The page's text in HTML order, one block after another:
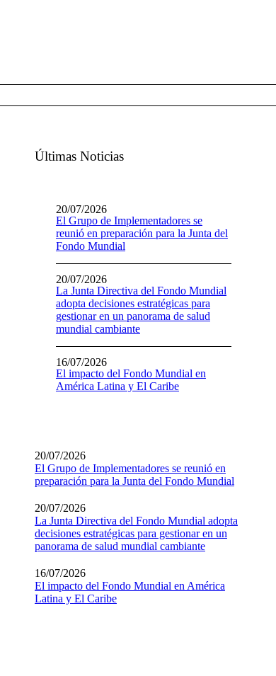
Últimas Noticias
El Grupo de Implementadores se
reunió en preparación para la Junta del
Fondo Mundial
20/07/2026
La Junta Directiva del Fondo Mundial
adopta decisiones estratégicas para
gestionar en un panorama de salud
mundial cambiante
20/07/2026
El impacto del Fondo Mundial en
América Latina y El Caribe
16/07/2026
20/07/2026
El Grupo de Implementadores se reunió en
preparación para la Junta del Fondo Mundial
20/07/2026
La Junta Directiva del Fondo Mundial adopta
decisiones estratégicas para gestionar en un
panorama de salud mundial cambiante
16/07/2026
El impacto del Fondo Mundial en América
Latina y El Caribe